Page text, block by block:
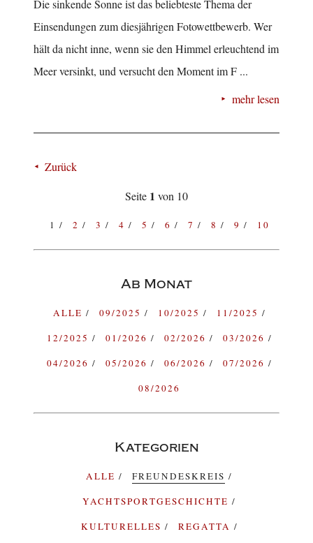
Die sinkende Sonne ist das beliebteste Thema der
Einsendungen zum diesjährigen Fotowettbewerb. Wer
hält da nicht inne, wenn sie den Himmel erleuchtend im
Meer versinkt, und versucht den Moment im F ...
mehr lesen
Zurück
Seite 1 von 10
1 2 3 4 5 6 7 8 9 10
Ab Monat
ALLE 09/2025 10/2025
11/2025
12/2025
01/2026 02/2026
03/2026
04/2026
05/2026 06/2026
07/2026
08/2026
Kategorien
ALLE
FREUNDESKREIS
YACHTSPORTGESCHICHTE
KULTURELLES
REGATTA